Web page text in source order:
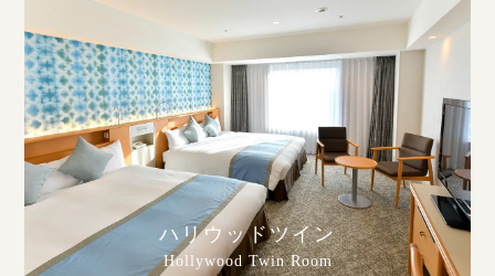
ハリウッドツイン
Hollywood Twin Room